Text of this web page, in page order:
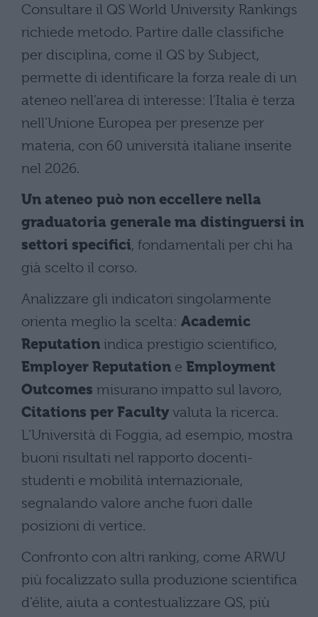
Consultare il QS World University Rankings
richiede metodo. Partire dalle classifiche
per disciplina, come il QS by Subject,
permette di identificare la forza reale di un
ateneo nell’area di interesse: l’Italia è terza
nell’Unione Europea per presenze per
materia, con 60 università italiane inserite
nel 2026.
Un ateneo può non eccellere nella
graduatoria generale ma distinguersi in
settori specifici, fondamentali per chi ha
già scelto il corso.
Analizzare gli indicatori singolarmente
orienta meglio la scelta: Academic
Reputation indica prestigio scientifico,
Employer Reputation e Employment
Outcomes misurano impatto sul lavoro,
Citations per Faculty valuta la ricerca.
L’Università di Foggia, ad esempio, mostra
buoni risultati nel rapporto docenti-
studenti e mobilità internazionale,
segnalando valore anche fuori dalle
posizioni di vertice.
Confronto con altri ranking, come ARWU
più focalizzato sulla produzione scientifica
d’élite, aiuta a contestualizzare QS, più